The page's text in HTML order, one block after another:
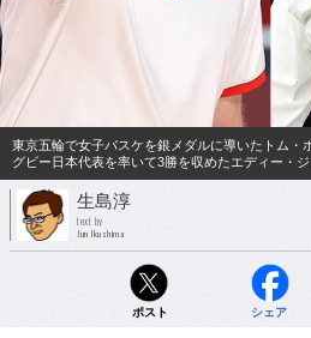
東京五輪で女子バスケを銀メダルに導いたトム・
グビー日本代表を率いて3勝を収めたエディー・
生島淳
text by
Jun Ikushima
ポスト シェア